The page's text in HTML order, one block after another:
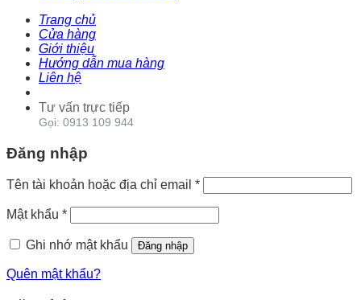
Trang chủ
Cửa hàng
Giới thiệu
Hướng dẫn mua hàng
Liên hệ
Tư vấn trực tiếp
Gọi: 0913 109 944
Đăng nhập
Tên tài khoản hoặc địa chỉ email *
Mật khẩu *
Ghi nhớ mật khẩu Đăng nhập
Quên mật khẩu?